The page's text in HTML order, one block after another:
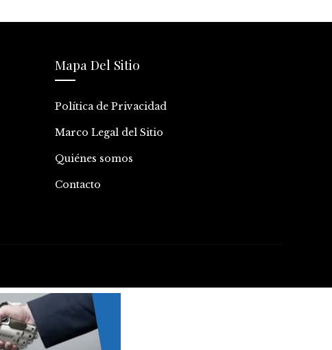
Mapa Del Sitio
Política de Privacidad
Marco Legal del Sitio
Quiénes somos
Contacto